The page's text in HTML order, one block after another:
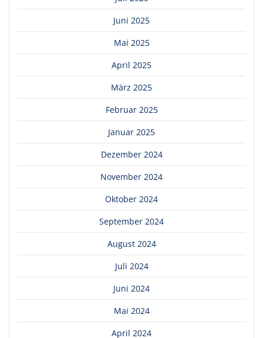
Juni 2025
Mai 2025
April 2025
März 2025
Februar 2025
Januar 2025
Dezember 2024
November 2024
Oktober 2024
September 2024
August 2024
Juli 2024
Juni 2024
Mai 2024
April 2024